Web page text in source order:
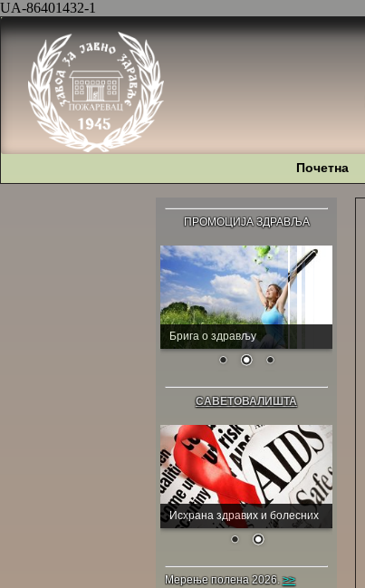
UA-86401432-1
Почетна
ПРОМОЦИЈА ЗДРАВЉА
Брига о здрављу
САВЕТОВАЛИШТА
Исхрана здравих и болесних
Мерење полена 2026.>>